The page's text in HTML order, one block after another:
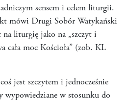
sensem i celem liturgii.
mówi Drugi Sobór Watykański
liturgię jako na „szczyt i
cała moc Kościoła” (zob. KL
jest szczytem i jednocześnie
wypowiedziane w stosunku do